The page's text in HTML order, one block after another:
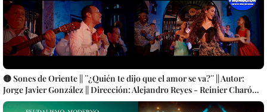
🟡 Sones de Oriente || ¨¿Quién te dijo que el amor se va?¨ || Autor:
Jorge Javier González || Dirección: Alejandro Reyes - Reinier Charón ||
Música popular tradicional bailable cubana || SON || Videoclip || CUBA